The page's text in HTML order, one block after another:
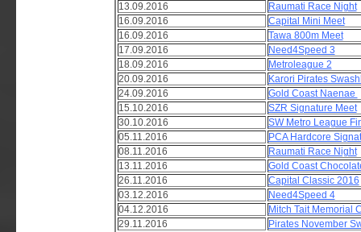
13.09.2016
Raumati Race Night
16.09.2016
Capital Mini Meet
16.09.2016
Tawa 800m Meet
17.09.2016
Need4Speed 3
18.09.2016
Metroleague 2
20.09.2016
Karori Pirates
24.09.2016
Gold Coast Naenae
15.10.2016
SZR Signature Meet
30.10.2016
SW Metro League
05.11.2016
PCA Hardcore
08.11.2016
Raumati Race Night
13.11.2016
Gold Coast
26.11.2016
Capital Classic 2016
03.12.2016
Need4Speed 4
04.12.2016
Mitch Tait Memorial
29.11.2016
Pirates November